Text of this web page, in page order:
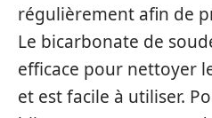
régulièrement afin de
Le bicarbonate de
efficace pour nettoyer
et est facile à utiliser.